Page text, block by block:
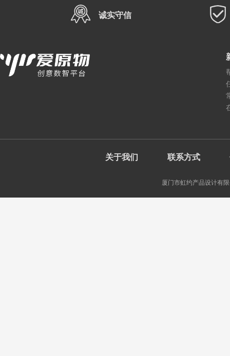
诚实守信
关于我们 联系方式
厦门市虹约产品设计有